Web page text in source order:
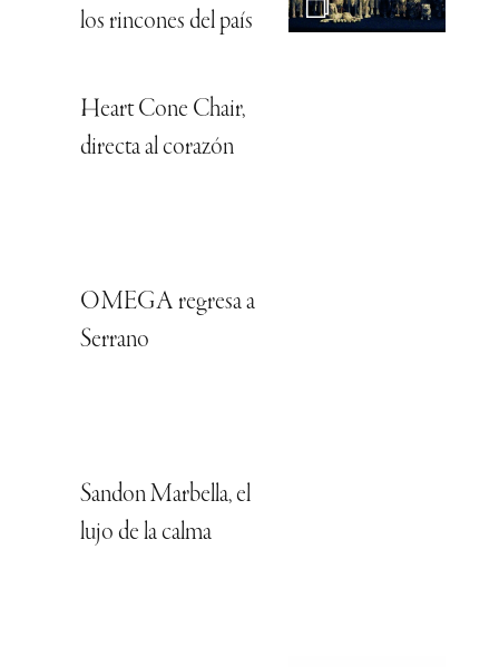
los rincones del país
Heart Cone Chair,
directa al corazón
OMEGA regresa a
Serrano
Sandon Marbella, el
lujo de la calma